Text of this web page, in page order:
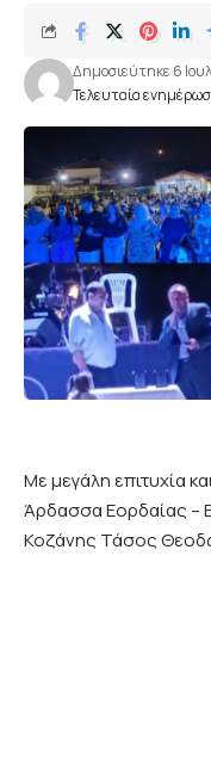
Τελευταία
Δημοσιεύτηκε 6
Με μεγάλη επιτυχία
Άρδασσα Εορδαίας –
Κοζάνης Τάσος